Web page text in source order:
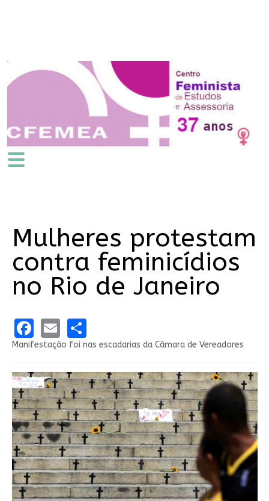
Mulheres protestam
contra feminicídios
no Rio de Janeiro
Facebook
EmailShare
Manifestação foi nas escadarias da Câmara de Vereadores